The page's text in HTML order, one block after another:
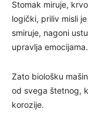
Stomak miruje,
logički, priliv misli
smiruje, nagoni
upravlja emocijama.
Zato biološku
od svega štetnog,
korozije.